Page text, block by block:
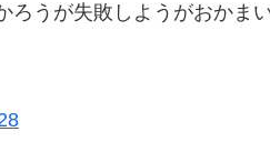
ろうが失敗しようがおかま